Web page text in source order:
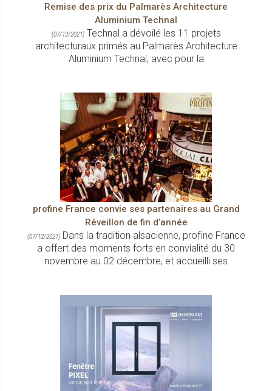
Remise des prix du Palmarès Architecture
Aluminium Technal
(07/12/2021)Technal a dévoilé les 11 projets
architecturaux primés au Palmarès Architecture
Aluminium Technal, avec pour la
profine France convie ses partenaires au Grand
Réveillon de fin d’année
(07/12/2021)Dans la tradition alsacienne, profine France
a offert des moments forts en convialité du 30
novembre au 02 décembre, et accueilli ses